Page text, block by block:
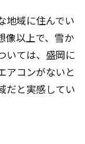
地域に住んでい
像以上で、雪か
いては、盛岡に
アコンがないと
だと実感してい